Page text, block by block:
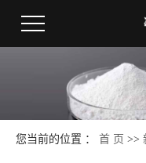
您当前的位置 ：首 页 >>